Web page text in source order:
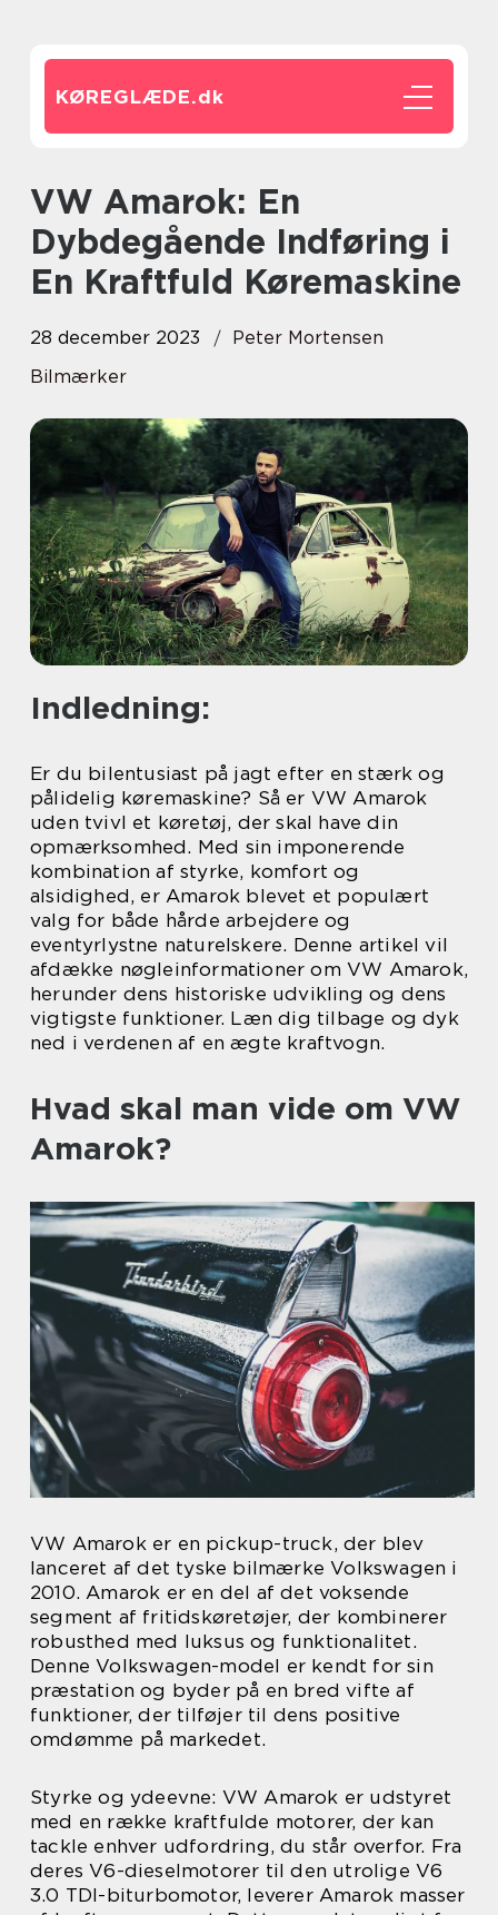
KØREGLÆDE.dk
VW Amarok: En
Dybdegående Indføring i
En Kraftfuld Køremaskine
28 december 2023
Peter Mortensen
Bilmærker
Indledning:
Er du bilentusiast på jagt efter en stærk og
pålidelig køremaskine? Så er VW Amarok
uden tvivl et køretøj, der skal have din
opmærksomhed. Med sin imponerende
kombination af styrke, komfort og
alsidighed, er Amarok blevet et populært
valg for både hårde arbejdere og
eventyrlystne naturelskere. Denne artikel vil
afdække nøgleinformationer om VW Amarok,
herunder dens historiske udvikling og dens
vigtigste funktioner. Læn dig tilbage og dyk
ned i verdenen af en ægte kraftvogn.
Hvad skal man vide om VW
Amarok?
VW Amarok er en pickup-truck, der blev
lanceret af det tyske bilmærke Volkswagen i
2010. Amarok er en del af det voksende
segment af fritidskøretøjer, der kombinerer
robusthed med luksus og funktionalitet.
Denne Volkswagen-model er kendt for sin
præstation og byder på en bred vifte af
funktioner, der tilføjer til dens positive
omdømme på markedet.
Styrke og ydeevne: VW Amarok er udstyret
med en række kraftfulde motorer, der kan
tackle enhver udfordring, du står overfor. Fra
deres V6-dieselmotorer til den utrolige V6
3.0 TDI-biturbomotor, leverer Amarok masser